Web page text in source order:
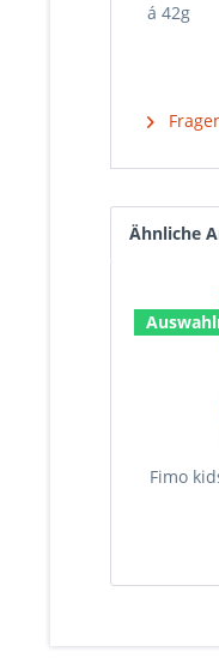
á 42g
Ähnliche
Fimo